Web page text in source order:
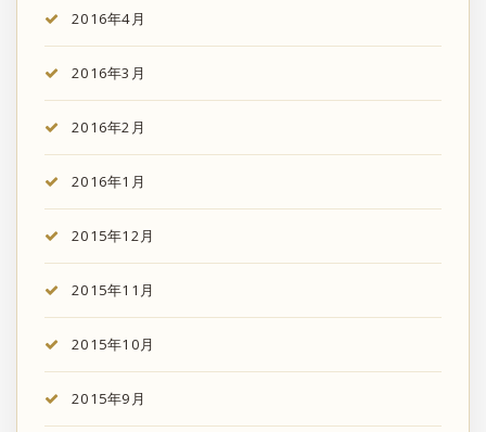
2016年4月
2016年3月
2016年2月
2016年1月
2015年12月
2015年11月
2015年10月
2015年9月